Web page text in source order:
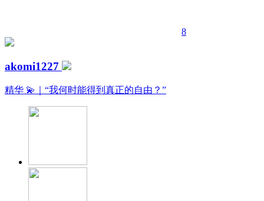
8
akomi1227
精华 💫｜“我何时能得到真正的自由？”